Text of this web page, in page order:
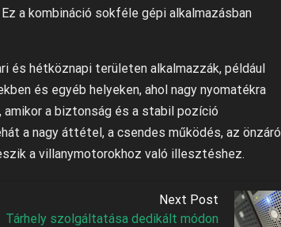
a kombináció sokféle gépi alkalmazásban
és hétköznapi területen alkalmazzák, például
és egyéb helyeken, ahol nagy nyomatékra
amikor a biztonság és a stabil pozíció
a nagy áttétel, a csendes működés, az önzáró
a villanymotorokhoz való illesztéshez.
Next Post
Tárhely szolgáltatása dedikált módon